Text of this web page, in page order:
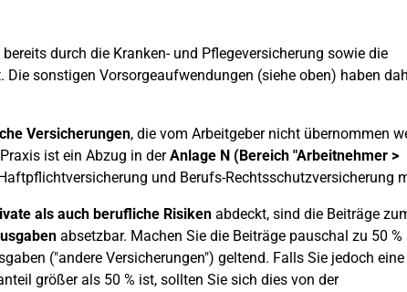
bereits durch die Kranken- und Pflegeversicherung sowie die
sonstigen Vorsorgeaufwendungen (siehe oben) haben
Versicherungen, die vom Arbeitgeber nicht übernommen
ist ein Abzug in derAnlage N (Bereich "Arbeitnehmer >
und Berufs-Rechtsschutzversicherung
als auch berufliche Risikenabdeckt, sind die Beiträge
absetzbar. Machen Sie die Beiträge pauschal zu 50 %
("andere Versicherungen") geltend. Falls Sie jedoch
größer als 50 % ist, sollten Sie sich dies von der